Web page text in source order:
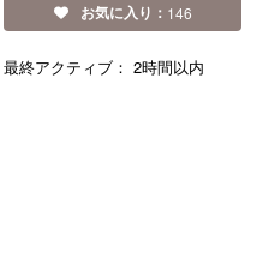
お気に入り： 146
最終アクティブ： 2時間以内